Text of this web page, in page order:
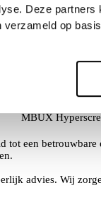
Deze
verzameld op
Drie
MBUX
tot een
advies. Wij